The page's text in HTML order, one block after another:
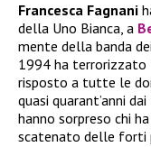
Francesca Fagnani
della Uno Bianca, a
mente della banda
1994 ha terrorizzato
risposto a tutte le
quasi quarant’anni
hanno sorpreso chi
scatenato delle forti